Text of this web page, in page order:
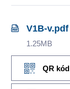
V1B-v.pdf
1.25MB
QR kód